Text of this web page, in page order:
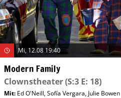
Mi, 12.08 19:40
Modern Family
Clownstheater(S:3 E: 18)
Mit: Ed O'Neill,Sofía Vergara, Julie Bowen